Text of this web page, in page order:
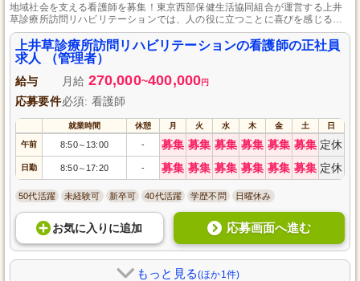
地域社会を支える看護師を募集！東京西部保健生活協同組合が運営する上井
草診療所訪問リハビリテーションでは、人の役に立つことに喜びを感じる方
を求めています。東京都での安定した正社員ポジション、充実した研修制度
と福利厚生が整っているため、経験がなくても安心してスタートできます。
また、50代も活躍中の職場で長期的にキャリアを築けます。新しい環境で成
長したい方、ぜひご応募ください。
上井草診療所訪問リハビリテーションの看護師の正社員
求人 （管理者）
給与 月給 270,000~400,000円
応募要件必須: 看護師
就業時間 休憩 月 火 水 木 金 土 日
午前 8:50～ 13:00 - 募集 募集 募集 募集 募集 募集 定休
日勤 8:50～ 17:20 - 募集 募集 募集 募集 募集 募集 定休
50代活躍 未経験可 新卒可 40代活躍 学歴不問 日曜休み
お気に入り に追加 応募画面へ進む
もっと見る(ほか1件)